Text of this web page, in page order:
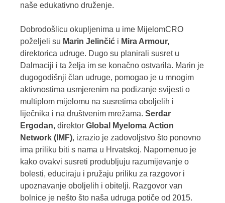
naše edukativno druženje.
Dobrodošlicu okupljenima u ime MijelomCRO
poželjeli su Marin Jelinčić i Mira Armour,
direktorica udruge. Dugo su planirali susret u
Dalmaciji i ta želja im se konačno ostvarila. Marin je
dugogodišnji član udruge, pomogao je u mnogim
aktivnostima usmjerenim na podizanje svijesti o
multiplom mijelomu na susretima oboljelih i
liječnika i na društvenim mrežama. Serdar
Ergodan, direktor Global Myeloma Action
Network (IMF), izrazio je zadovoljstvo što ponovno
ima priliku biti s nama u Hrvatskoj. Napomenuo je
kako ovakvi susreti produbljuju razumijevanje o
bolesti, educiraju i pružaju priliku za razgovor i
upoznavanje oboljelih i obitelji. Razgovor van
bolnice je nešto što naša udruga potiče od 2015.